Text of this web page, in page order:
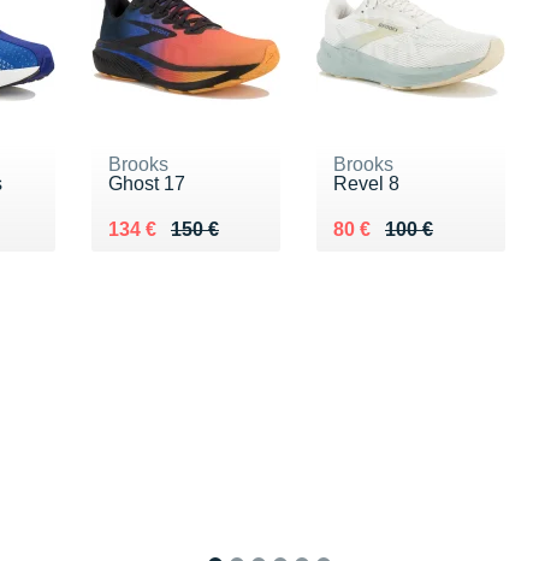
Brooks
Ghost 17
150 €
Au lieu de 150 €
134 €
Vendu 134 €
Brooks
Revel 8
100 €
Au lieu de 100 €
80 €
Vendu 80 €